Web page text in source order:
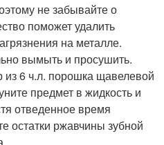
не забывайте о
поможет удалить
на металле.
вымыть и просушить.
из 6 ч.л. порошка щавелевой
предмет в жидкость и
отведенное время
остатки ржавчины зубной